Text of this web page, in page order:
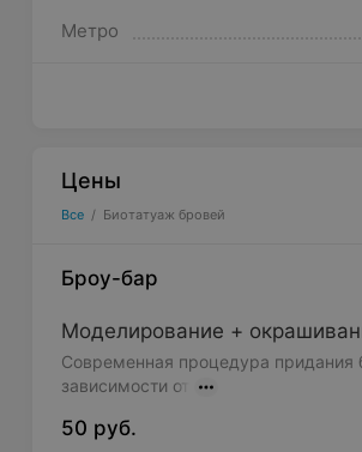
Метро
Цены
Все / Биотатуаж бровей
Броу-бар
Моделирование +
Современная процедура
зависимости от
50 руб.